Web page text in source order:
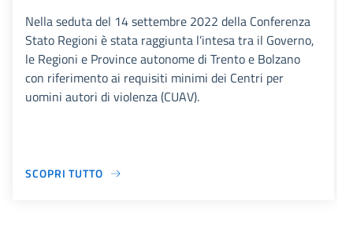
Nella seduta del 14 settembre 2022 della Conferenza
Stato Regioni è stata raggiunta l’intesa tra il Governo,
le Regioni e Province autonome di Trento e Bolzano
con riferimento ai requisiti minimi dei Centri per
uomini autori di violenza (CUAV).
SCOPRI TUTTO